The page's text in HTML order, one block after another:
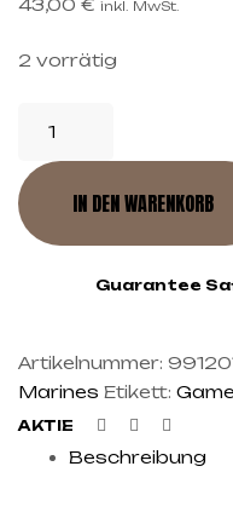
inkl. MwSt.
2 vorrätig
IN DEN WARENKORB
Guarantee
Artikelnummer:
Marines Etikett:
AKTIE Facebook
Twitter
Beschreibung